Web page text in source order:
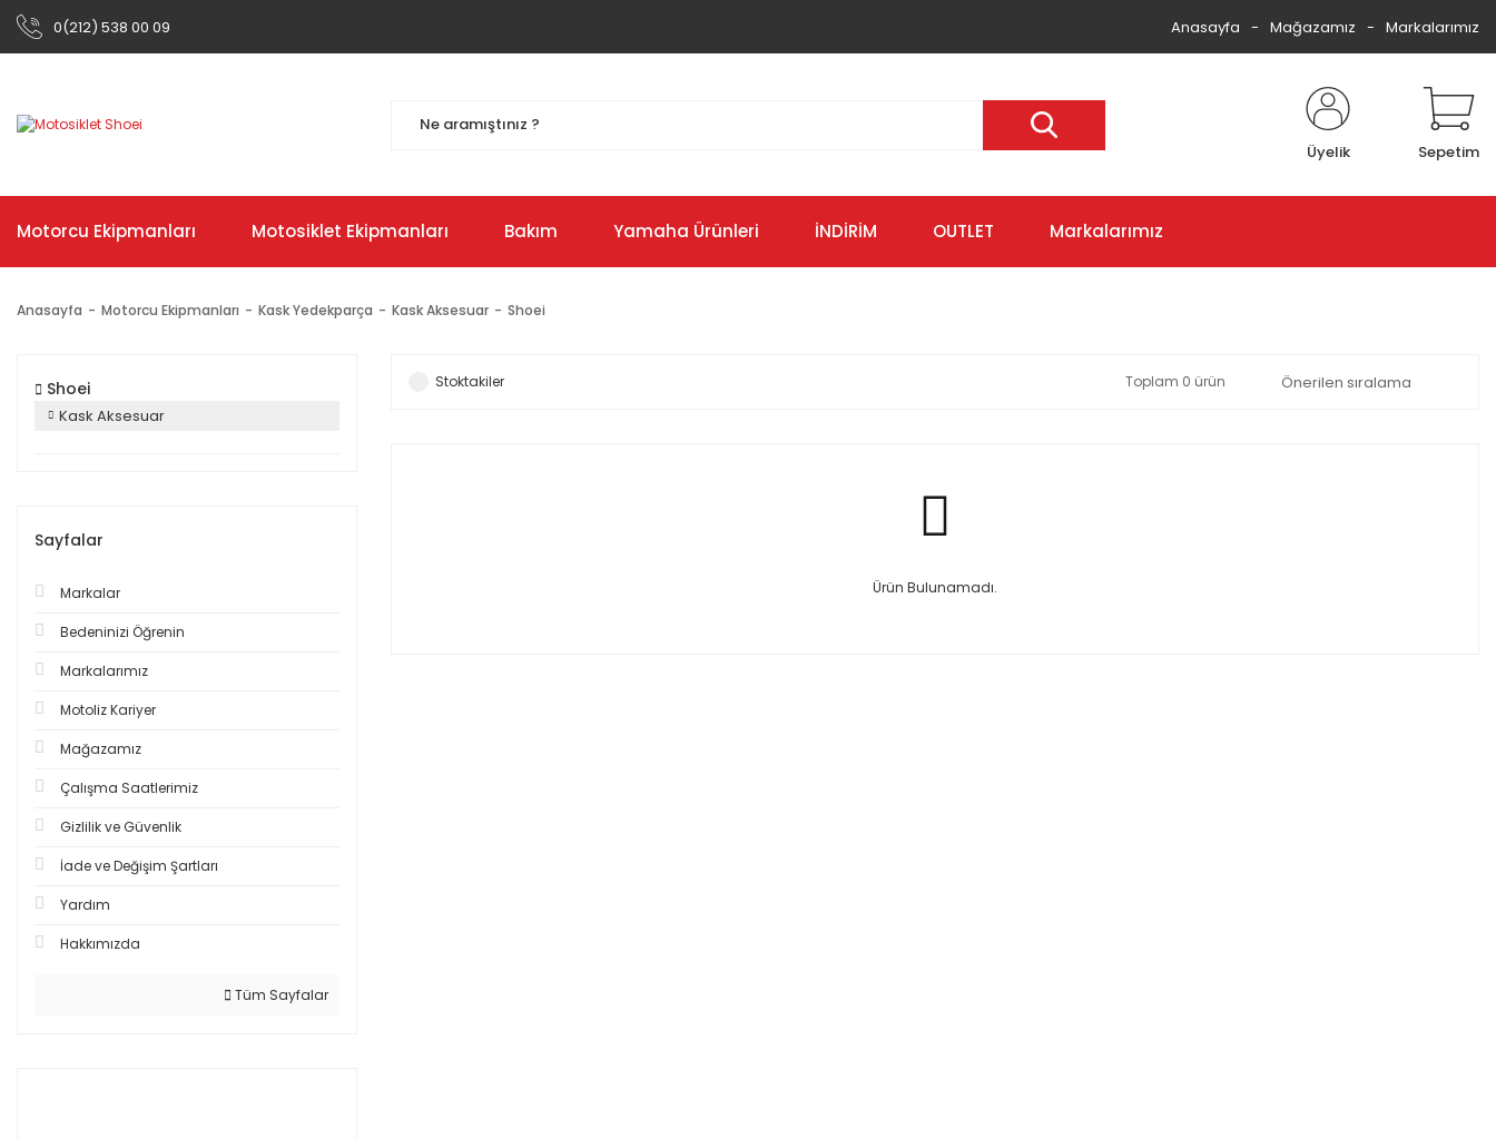
0(212) 538 00 09 Anasayfa Mağazamız Markalarımız
Üyelik Sepetim
Motorcu Ekipmanları Motosiklet Ekipmanları Bakım Yamaha Ürünleri İNDİRİM OUTLET Markalarımız
Anasayfa Motorcu Ekipmanları Kask Yedekparça Kask Aksesuar Shoei
Shoei
Kask Aksesuar
Sayfalar
Markalar
Bedeninizi Öğrenin
Markalarımız
Motoliz Kariyer
Mağazamız
Çalışma Saatlerimiz
Gizlilik ve Güvenlik
İade ve Değişim Şartları
Yardım
Hakkımızda
Tüm Sayfalar
Stoktakiler Toplam 0 ürün
Ürün Bulunamadı.